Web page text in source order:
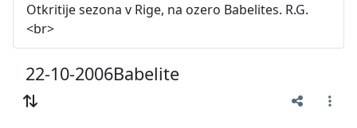
Otkritije sezona v Rige, na ozero Babelites. R.G.
<br>
22-10-2006Babelite